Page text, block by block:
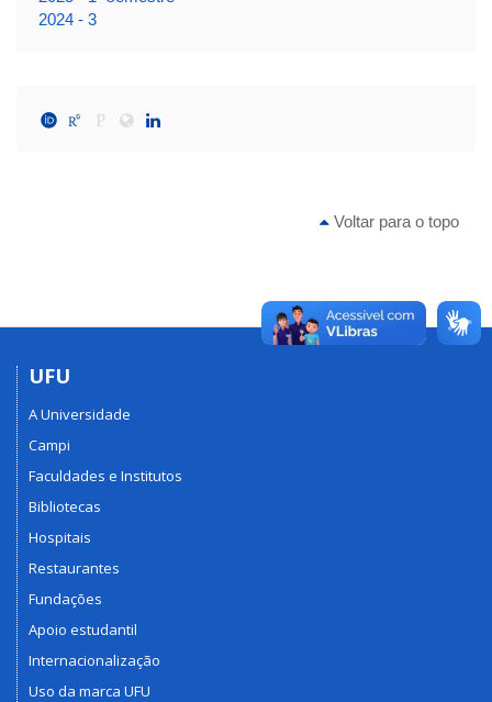
2024 - 3
Voltar para o topo
UFU
A Universidade
Campi
Faculdades e Institutos
Bibliotecas
Hospitais
Restaurantes
Fundações
Apoio estudantil
Internacionalização
Uso da marca UFU